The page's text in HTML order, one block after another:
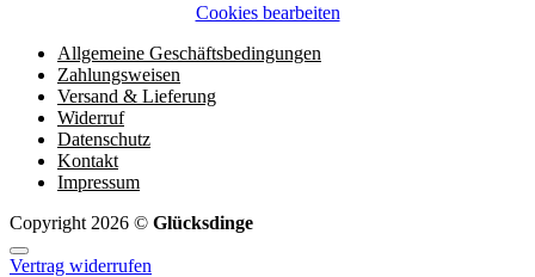
Cookies bearbeiten
Allgemeine Geschäftsbedingungen
Zahlungsweisen
Versand & Lieferung
Widerruf
Datenschutz
Kontakt
Impressum
Copyright 2026 © Glücksdinge
Vertrag widerrufen